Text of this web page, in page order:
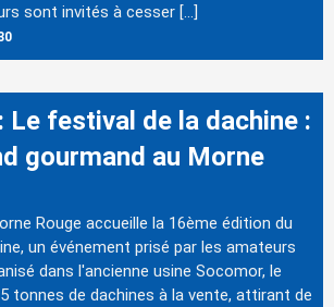
sont invités à cesser […]
Le festival de la dachine :
gourmand au Morne
Rouge accueille la 16ème édition du
un événement prisé par les amateurs
dans l'ancienne usine Socomor, le
tonnes de dachines à la vente, attirant de